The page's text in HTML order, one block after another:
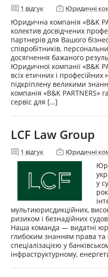
comment 1 відгук enterprise Юридичні
Юридична компанія «B&K
колектив досвідчених
партнерів для Вашого
співробітників,
досягнення бажаного
Юридичної компанії «B&K
всіх етичних і
підкріплену великими
компанія «B&K
сервіс для […]
LCF Law Group
comment 1 відгук enterprise Юридичні
у
мультиюрисдикційних,
ризиком і безнадійних
Наша команда — видатні
глибоким знанням права та
спеціалізацією у
інфраструктурному,